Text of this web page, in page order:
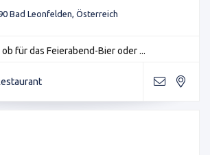
Bad Leonfelden, Österreich
ob für das Feierabend-Bier oder ...